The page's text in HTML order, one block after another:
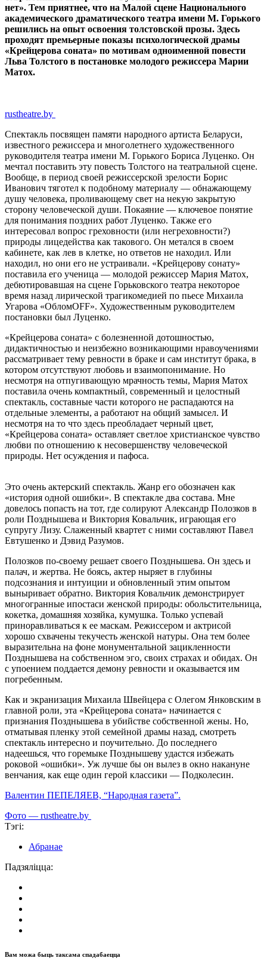
нет». Тем приятнее, что на Малой сцене Национального
академического драматического театра имени М. Горького
решились на опыт освоения толстовской прозы. Здесь
проходят премьерные показы психологической драмы
«Крейцерова соната» по мотивам одноименной повести
Льва Толстого в постановке молодого режиссера Марии
Матох.
rustheatre.by
Спектакль посвящен памяти народного артиста Беларуси,
известного режиссера и многолетнего художественного
руководителя театра имени М. Горького Бориса Луценко. Он
мечтал поставить эту повесть Толстого на театральной сцене.
Вообще, в период своей режиссерской зрелости Борис
Иванович тяготел к подобному материалу — обнажающему
душу человека, проливающему свет на некую закрытую
сторону человеческой души. Покаяние — ключевое понятие
для понимания поздних работ Луценко. Также его
интересовал вопрос греховности (или негреховности?)
природы лицедейства как такового. Он метался в своем
кабинете, как лев в клетке, но ответов не находил. Или
находил, но они его не устраивали. «Крейцерову сонату»
поставила его ученица — молодой режиссер Мария Матох,
дебютировавшая на сцене Горьковского театра некоторое
время назад лирической трагикомедией по пьесе Михаила
Угарова «ОбломOFF». Художественным руководителем
постановки был Луценко.
«Крейцерова соната» с болезненной дотошностью,
дидактичностью и неизбежно возникающими нравоучениями
рассматривает тему ревности в браке и сам институт брака, в
котором отсутствуют любовь и взаимопонимание. Но
несмотря на отпугивающую мрачность темы, Мария Матох
поставила очень компактный, современный и целостный
спектакль, составные части которого не распадаются на
отдельные элементы, а работают на общий замысел. И
несмотря на то что здесь преобладает черный цвет,
«Крейцерова соната» оставляет светлое христианское чувство
любви по отношению к несовершенству человеческой
природы. Нет осуждения и пафоса.
Это очень актерский спектакль. Жанр его обозначен как
«история одной ошибки». В спектакле два состава. Мне
довелось попасть на тот, где солируют Александр Полозков в
роли Позднышева и Виктория Ковальчик, играющая его
супругу Лизу. Слаженный квартет с ними составляют Павел
Евтушенко и Дэвид Разумов.
Полозков по-своему решает своего Позднышева. Он здесь и
палач, и жертва. Не боясь, актер ныряет в глубины
подсознания и интуиции и обновленный этим опытом
выныривает обратно. Виктория Ковальчик демонстрирует
многогранные ипостаси женской природы: обольстительница,
кокетка, домашняя хозяйка, кумушка. Только успевай
приноравливаться к ее маскам. Режиссером и актрисой
хорошо схвачены текучесть женской натуры. Она тем более
выразительна на фоне монументальной зацикленности
Позднышева на собственном эго, своих страхах и обидах. Он
с упоением поддается демону ревности и оказывается им
погребенным.
Как и экранизация Михаила Швейцера с Олегом Янковским в
главной роли, эта «Крейцерова соната» начинается с
признания Позднышева в убийстве собственной жены. Но,
отматывая пленку этой семейной драмы назад, смотреть
спектакль интересно и поучительно. До последнего
надеешься, что горемыке Позднышеву удастся избежать
роковой «ошибки». Уж лучше бы он вылез в окно накануне
венчания, как еще один герой классики — Подколесин.
Валентин ПЕПЕЛЯЕВ, “Народная газета”.
Фото — rustheatre.by
Тэгі:
Абранае
Падзяліцца:
Вам можа быць таксама спадабаецца